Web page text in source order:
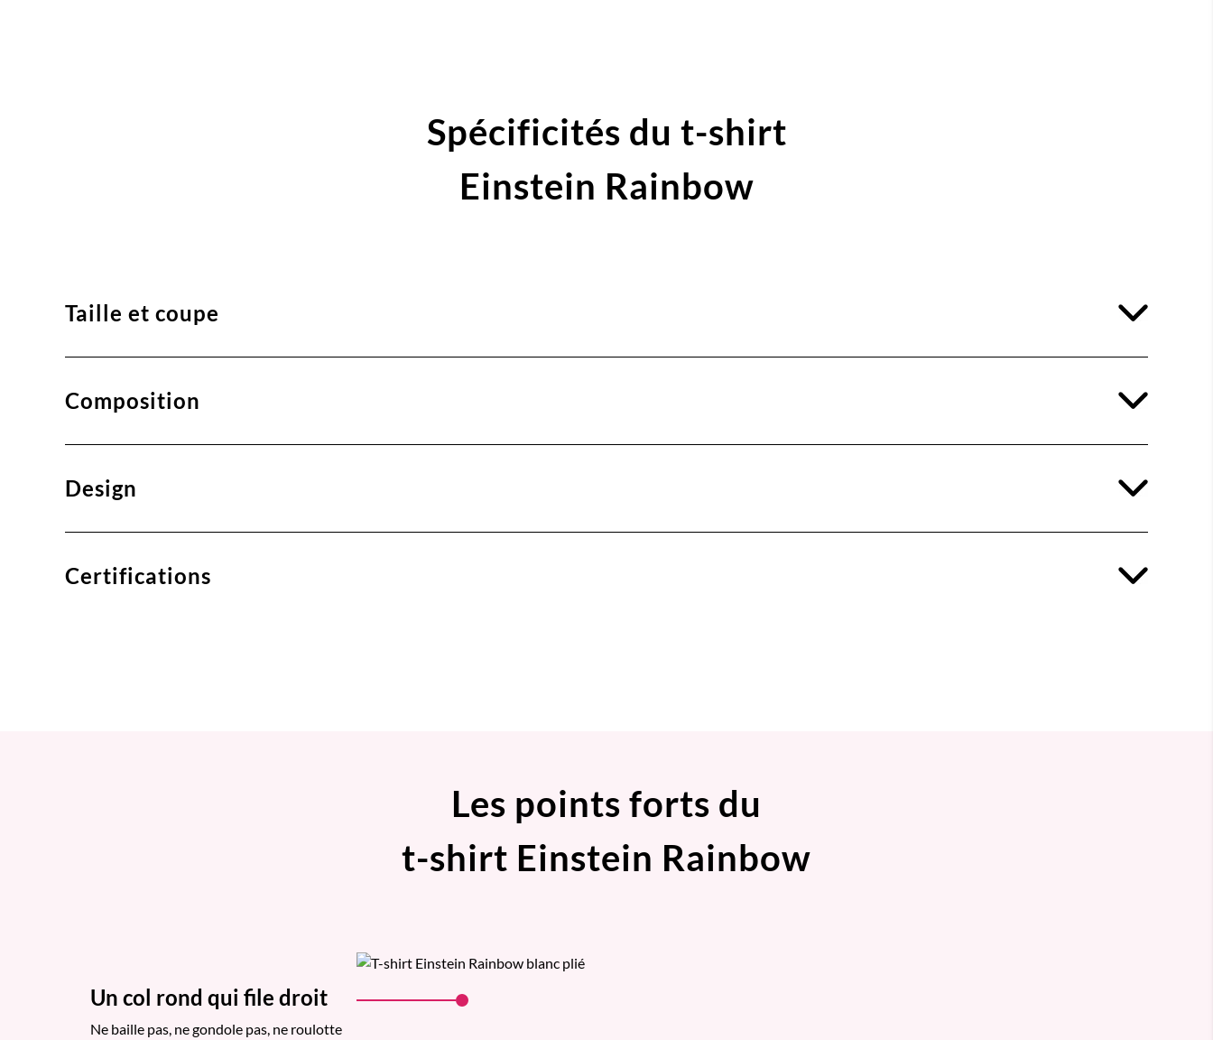
Spécificités du t-shirt
Einstein Rainbow
Taille et coupe
Composition
Design
Certifications
Les points forts du
t-shirt Einstein Rainbow
Un col rond qui file droit
Ne baille pas, ne gondole pas, ne roulotte